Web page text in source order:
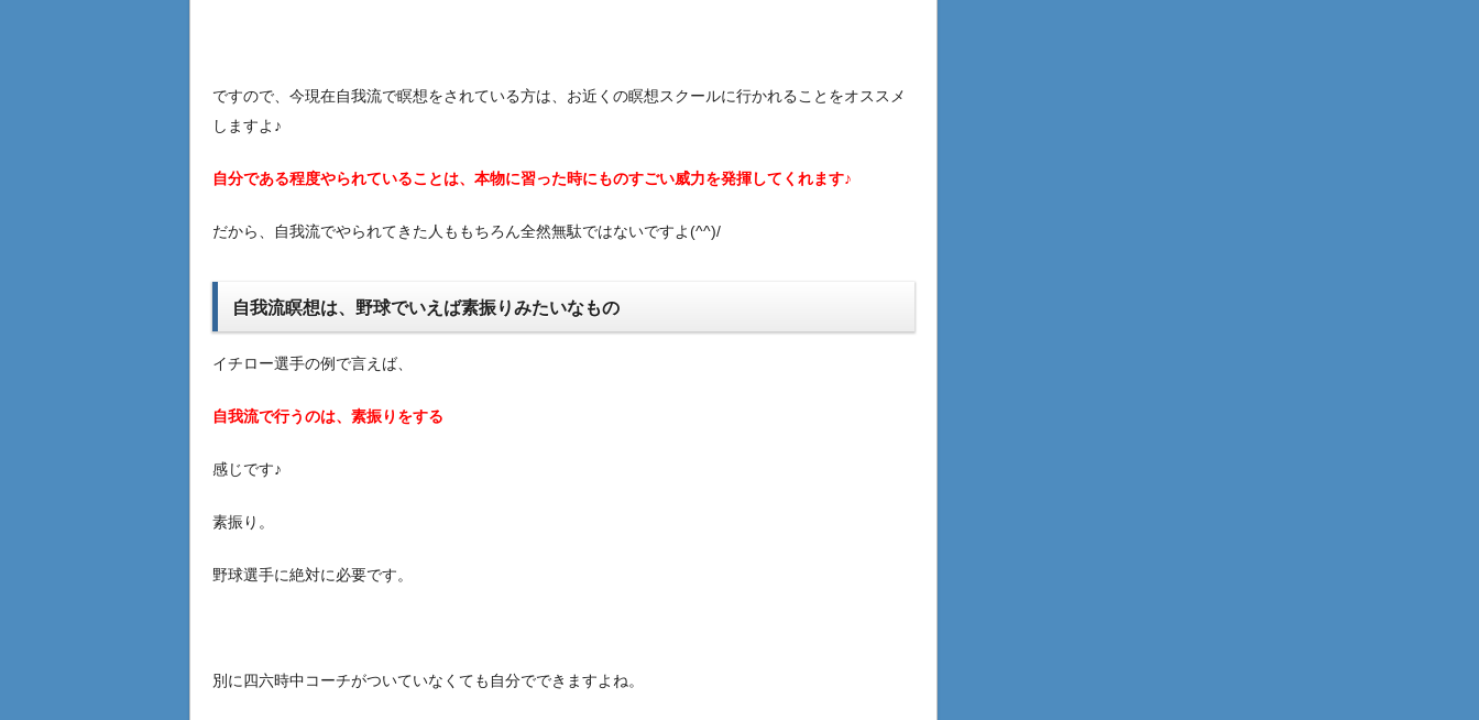
ですので、今現在自我流で瞑想をされている方は、お近くの瞑想スクールに行かれることをオススメ
しますよ♪
自分である程度やられていることは、本物に習った時にものすごい威力を発揮してくれます♪
だから、自我流でやられてきた人ももちろん全然無駄ではないですよ(^^)/
自我流瞑想は、野球でいえば素振りみたいなもの
イチロー選手の例で言えば、
自我流で行うのは、素振りをする
感じです♪
素振り。
野球選手に絶対に必要です。
別に四六時中コーチがついていなくても自分でできますよね。